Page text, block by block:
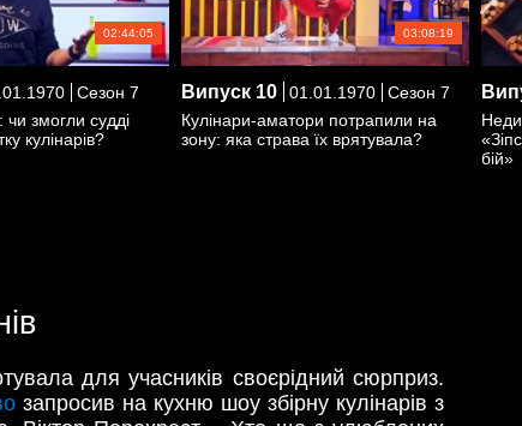
02:44:05
Сезон 7
змогли судді
кулінарів?
03:08:19
Випуск 10 01.01.1970
Сезон 7
Кулінари-аматори потрапили на
зону: яка страва їх врятувала?
бій»
для учасників своєрідний сюрприз.
запросив на кухню шоу збірну кулінарів з